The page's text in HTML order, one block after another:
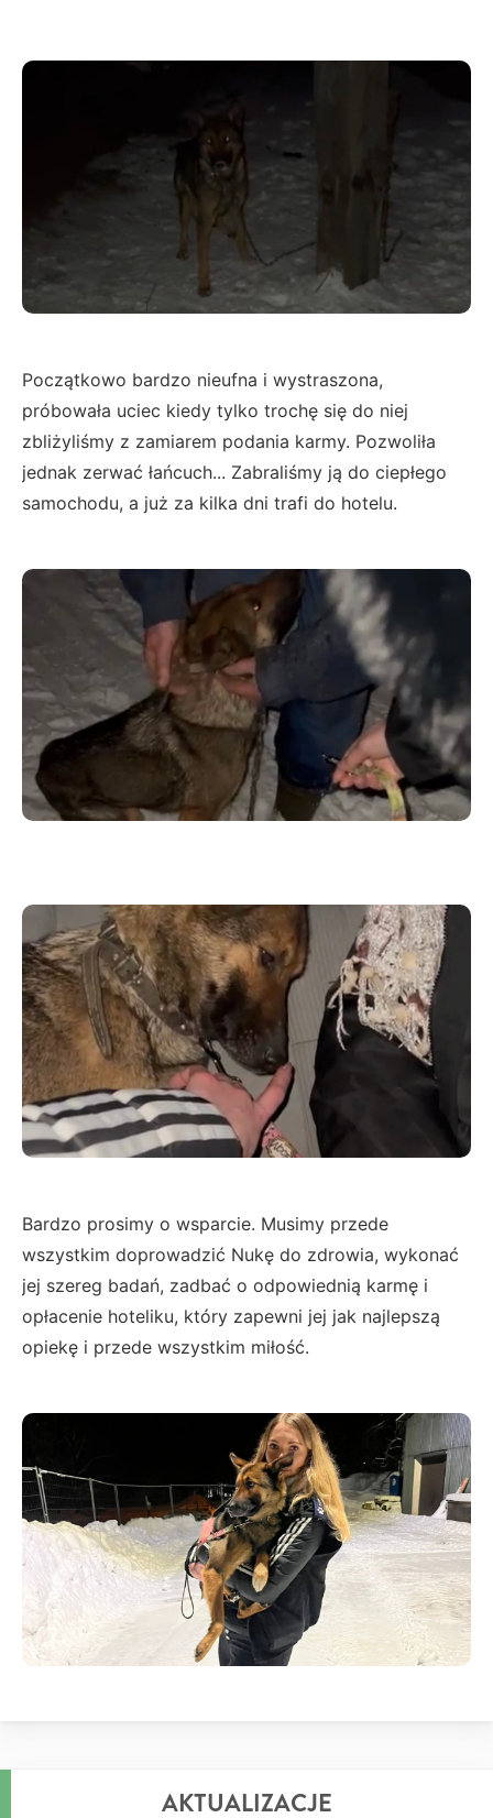
Początkowo bardzo nieufna i wystraszona,
próbowała uciec kiedy tylko trochę się do niej
zbliżyliśmy z zamiarem podania karmy. Pozwoliła
jednak zerwać łańcuch... Zabraliśmy ją do ciepłego
samochodu, a już za kilka dni trafi do hotelu.
Bardzo prosimy o wsparcie. Musimy przede
wszystkim doprowadzić Nukę do zdrowia, wykonać
jej szereg badań, zadbać o odpowiednią karmę i
opłacenie hoteliku, który zapewni jej jak najlepszą
opiekę i przede wszystkim miłość.
AKTUALIZACJE